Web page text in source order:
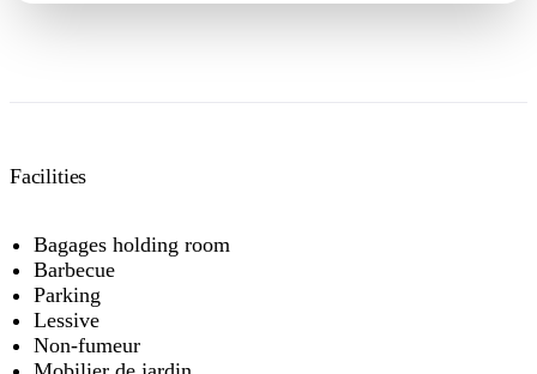
Facilities
Bagages holding room
Barbecue
Parking
Lessive
Non-fumeur